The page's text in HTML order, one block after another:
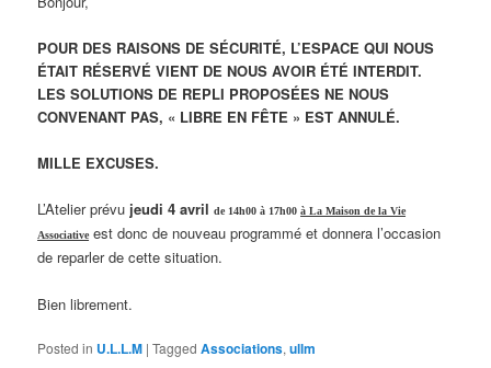
POUR DES RAISONS DE SÉCURITÉ, L’ESPACE QUI NOUS
ÉTAIT RÉSERVÉ VIENT DE NOUS AVOIR ÉTÉ INTERDIT.
LES SOLUTIONS DE REPLI PROPOSÉES NE NOUS
CONVENANT PAS, « LIBRE EN FÊTE » EST ANNULÉ.
MILLE EXCUSES.
L’Atelier prévu jeudi 4 avrilde 14h00 à 17h00à La Maison de la Vie
Associative est donc de nouveau programmé et donnera l’occasion
de reparler de cette situation.
Bien librement.
Posted in U.L.L.M |Tagged Associations,ullm